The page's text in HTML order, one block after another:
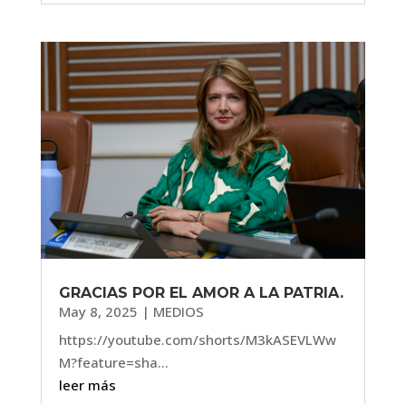
GRACIAS POR EL AMOR A LA PATRIA.
May 8, 2025 | MEDIOS
https://youtube.com/shorts/M3kASEVLWw
M?feature=sha...
leer más